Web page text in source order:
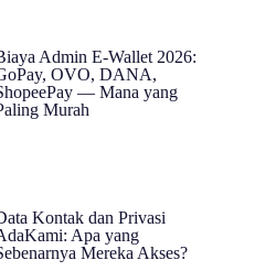
Admin E-Wallet 2026:
OVO, DANA,
— Mana yang
Murah
Kontak dan Privasi
Apa yang
Mereka Akses?